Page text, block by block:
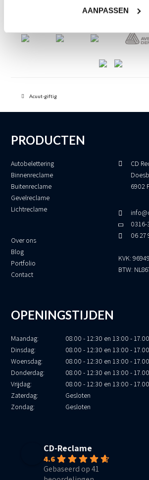
AANPASSEN
post:
Acuut-giftig
PRODUCTEN
Autobelettering
Binnenreclame
Buitenreclame
Gevelreclame
Lichtreclame
Over ons
Blog
Portfolio
Contact
CD
6902
0316-
06 27
KVK:
BTW:
OPENINGSTIJDEN
Maandag:
08.00 - 12:30 en 13:00 - 17.00
Dinsdag:
08.00 - 12:30 en 13:00 - 17.00
Woensdag:
08.00 - 12:30 en 13:00 - 17.00
Donderdag:
08.00 - 12:30 en 13:00 - 17.00
Vrijdag:
08.00 - 12:30 en 13:00 - 17.00
Zaterdag:
Gesloten
Zondag:
Gesloten
CD-Reclame
4.6
Gebaseerd op 41